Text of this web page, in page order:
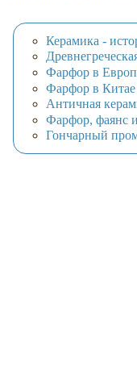
Керамика -
Фарфор в
Фарфор в
Античная
Фарфор, фаянс
Гончарный